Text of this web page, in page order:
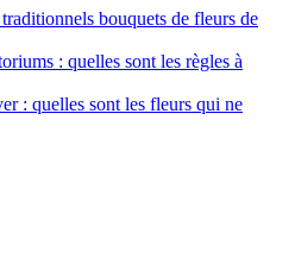
bouquets de fleurs de
: quelles sont les règles à
: quelles sont les fleurs qui ne